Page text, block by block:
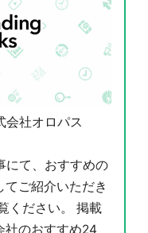
会社オロパス
にて、おすすめの
てご紹介いただき
ください。 掲載
社のおすすめ24